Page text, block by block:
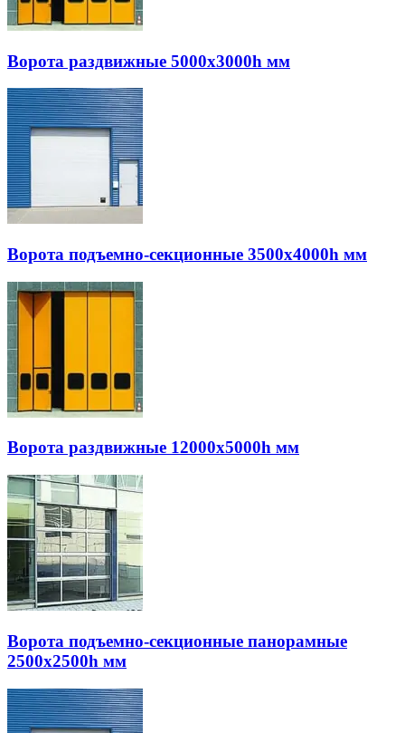
Ворота раздвижные 5000х3000h мм
Ворота подъемно-секционные 3500х4000h мм
Ворота раздвижные 12000х5000h мм
Ворота подъемно-секционные панорамные
2500х2500h мм